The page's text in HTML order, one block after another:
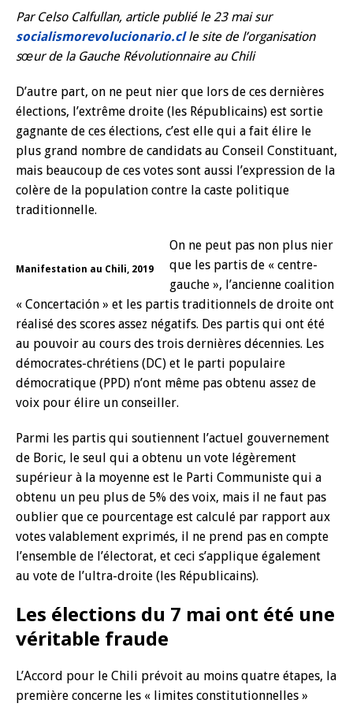
Par Celso Calfullan, article publié le 23 mai sur
socialismorevolucionario.clle site de l’organisation
sœur de la Gauche Révolutionnaire au Chili
D’autre part, on ne peut nier que lors de ces dernières
élections, l’extrême droite (les Républicains) est sortie
gagnante de ces élections, c’est elle qui a fait élire le
plus grand nombre de candidats au Conseil Constituant,
mais beaucoup de ces votes sont aussi l’expression de la
colère de la population contre la caste politique
traditionnelle.
Manifestation au Chili, 2019
On ne peut pas non plus nier
que les partis de « centre-
gauche », l’ancienne coalition
« Concertación » et les partis traditionnels de droite ont
réalisé des scores assez négatifs. Des partis qui ont été
au pouvoir au cours des trois dernières décennies. Les
démocrates-chrétiens (DC) et le parti populaire
démocratique (PPD) n’ont même pas obtenu assez de
voix pour élire un conseiller.
Parmi les partis qui soutiennent l’actuel gouvernement
de Boric, le seul qui a obtenu un vote légèrement
supérieur à la moyenne est le Parti Communiste qui a
obtenu un peu plus de 5% des voix, mais il ne faut pas
oublier que ce pourcentage est calculé par rapport aux
votes valablement exprimés, il ne prend pas en compte
l’ensemble de l’électorat, et ceci s’applique également
au vote de l’ultra-droite (les Républicains).
Les élections du 7 mai ont été une
véritable fraude
L’Accord pour le Chili prévoit au moins quatre étapes, la
première concerne les « limites constitutionnelles »